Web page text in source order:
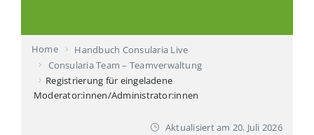
Ihr Ansprechpartner
Technischer Support
Home
Handbuch Consularia Live
Consularia Team – Teamverwaltung
Registrierung für eingeladene
Moderator:innen/Administrator:innen
Aktualisiert am 20. Juli 2026